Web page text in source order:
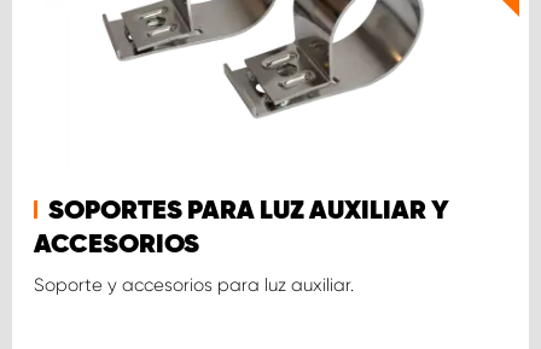
SOPORTES PARA LUZ AUXILIAR Y
ACCESORIOS
Soporte y accesorios para luz auxiliar.